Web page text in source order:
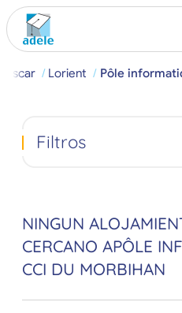
Lorient Pôle
NINGUN
CERCANO APÔLE
CCI DU MORBIHAN
Filtros